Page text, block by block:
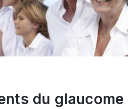
du glaucome